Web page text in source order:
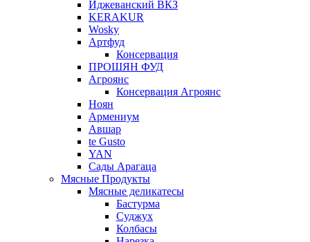
Иджеванский ВКЗ
KERAKUR
Wosky
Артфуд
Консервация
ПРОШЯН ФУД
Агроянс
Консервация Агроянс
Ноян
Армениум
Авшар
te Gusto
YAN
Сады Арагаца
Мясные Продукты
Мясные деликатесы
Бастурма
Суджух
Колбасы